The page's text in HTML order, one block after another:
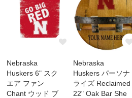
Nebraska
Huskers 6" スク
エア ファン
Chant ウッド ブ
Nebraska
Huskers パーソナ
ライズ Reclaimed
22" Oak Bar She